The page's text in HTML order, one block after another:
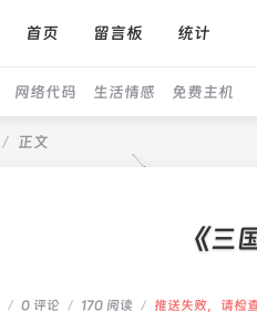
首页 留言板 统计
网络代码 生活情感 免费主机
/ 正文
《三
/ 0 评论 / 170 阅读 / 推送失败，请检查